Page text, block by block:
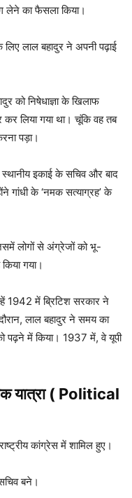
लेने का फैसला किया।
लाल बहादुर ने अपनी पढ़ाई
को निषेधाज्ञा के खिलाफ
कर लिया गया था। चूंकि वह तब
पड़ा।
स्थानीय इकाई के सचिव और बाद
गांधी के ‘नमक सत्याग्रह’ के
लोगों से अंग्रेजों को भू-
गया।
1942 में ब्रिटिश सरकार ने
लाल बहादुर ने समय का
पढ़ने में किया। 1937 में, वे यूपी
यात्रा ( Political
कांग्रेस में शामिल हुए।
बने।